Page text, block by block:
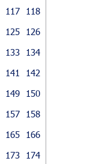
117
118
125
126
133
134
141
142
149
150
157
158
165
166
173
174